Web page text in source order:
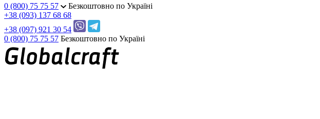
0 (800) 75 75 57
Безкоштовно по Україні
+38 (093) 137 68 68
+38 (097) 921 30 54
0 (800) 75 75 57 Безкоштовно по Україні